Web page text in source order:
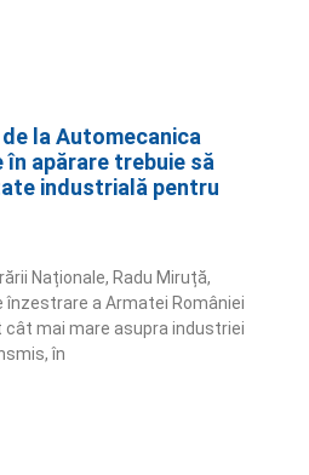
la Automecanica
apărare trebuie să
industrială pentru
Naționale, Radu Miruță,
înzestrare a Armatei României
cât mai mare asupra industriei
în